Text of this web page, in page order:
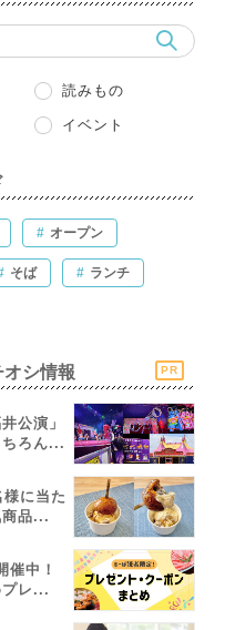
読みもの
イベント
# オープン
そば # ランチ
シ情報 PR
公演」
ろん...
に当た
商品...
中！
プレ...